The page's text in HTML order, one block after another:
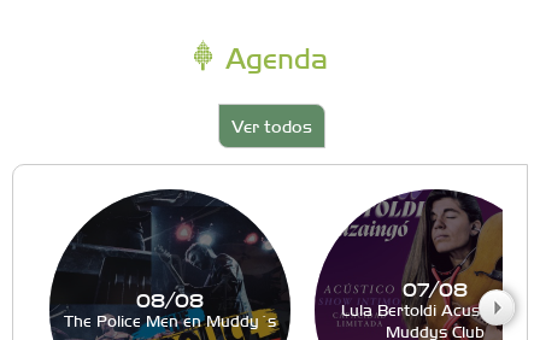
Agenda
Ver todos
08/08
The Police Men en Muddy´s
07/08
Lula Bertoldi Acustico en
Muddys Club